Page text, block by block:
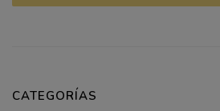
CATEGORÍAS